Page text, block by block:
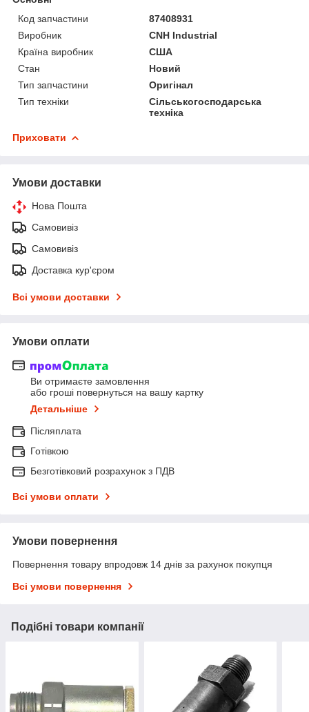
Код запчастини
87408931
Виробник
CNH Industrial
Країна виробник
США
Стан
Новий
Тип запчастини
Оригінал
Тип техніки
Сільськогосподарська
техніка
Приховати
Умови доставки
Нова Пошта
Самовивіз
Самовивіз
Доставка кур'єром
Всі умови доставки
Умови оплати
Ви отримаєте замовлення
або гроші повернуться на вашу картку
Детальніше
Післяплата
Готівкою
Безготівковий розрахунок з ПДВ
Всі умови оплати
Умови повернення
Повернення товару впродовж 14 днів за рахунок покупця
Всі умови повернення
Подібні товари компанії